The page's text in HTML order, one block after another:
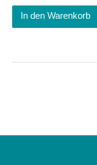
In den Warenkorb